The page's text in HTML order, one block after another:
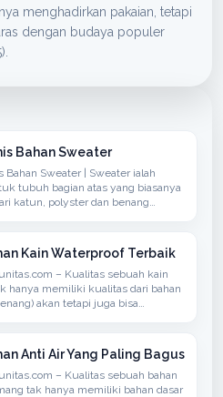
menghadirkan pakaian, tetapi
dengan budaya populer
Bahan Sweater
Bahan Sweater | Sweater ialah
tubuh bagian atas yang biasanya
katun, polyster dan benang
hoodieKain Waterproof Terbaik
– Kualitas sebuah kain
hanya memiliki kualitas dari bahan
akan tetapi juga bisa
Jaket, Mantel atau
Anti Air Yang Paling Bagus
– Kualitas sebuah bahan
tak hanya memiliki bahan dasar